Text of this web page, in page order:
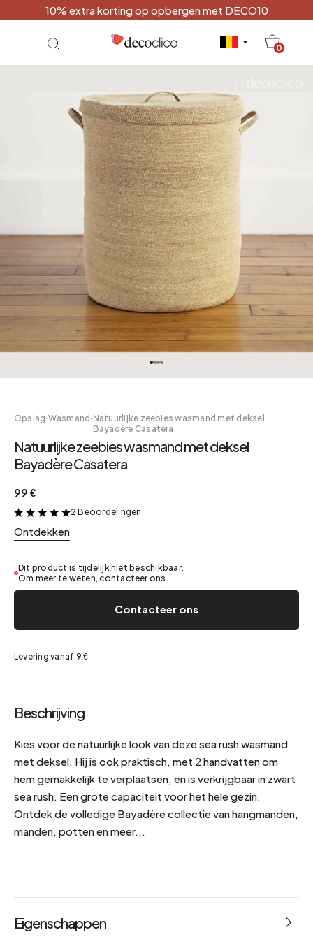
10% extra korting op opbergen met DECO10
0
Opslag·Wasmand · Natuurlijke zeebies wasmand met deksel
Bayadère Casatera
Natuurlijke zeebies wasmand met deksel
Bayadère Casatera
99 €
&
2 Beoordelingen
Ontdekken
Dit product is tijdelijk niet beschikbaar.
Om meer te weten, contacteer ons.
Contacteer ons
Levering vanaf 9 €
Beschrijving
Kies voor de natuurlijke look van deze sea rush wasmand
met deksel. Hij is ook praktisch, met 2 handvatten om
hem gemakkelijk te verplaatsen, en is verkrijgbaar in zwart
sea rush. Een grote capaciteit voor het hele gezin.
Ontdek de volledige Bayadère collectie van hangmanden,
manden, potten en meer...
Eigenschappen